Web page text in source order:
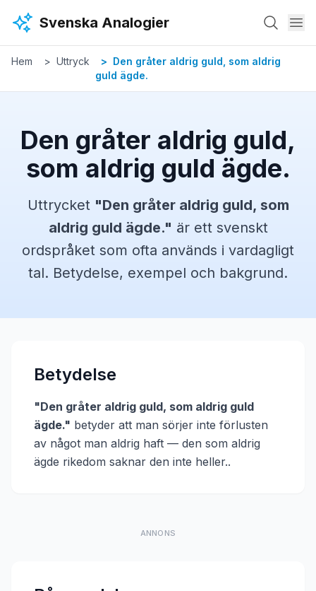
Svenska Analogier
Hem Uttryck
Den gråter aldrig guld, som aldrig
guld ägde.
Den gråter aldrig guld,
som aldrig guld ägde.
Uttrycket "Den gråter aldrig guld, som
aldrig guld ägde." är ett svenskt
ordspråket som ofta används i vardagligt
tal. Betydelse, exempel och bakgrund.
Betydelse
"Den gråter aldrig guld, som aldrig guld
ägde." betyder att man sörjer inte förlusten
av något man aldrig haft — den som aldrig
ägde rikedom saknar den inte heller..
ANNONS